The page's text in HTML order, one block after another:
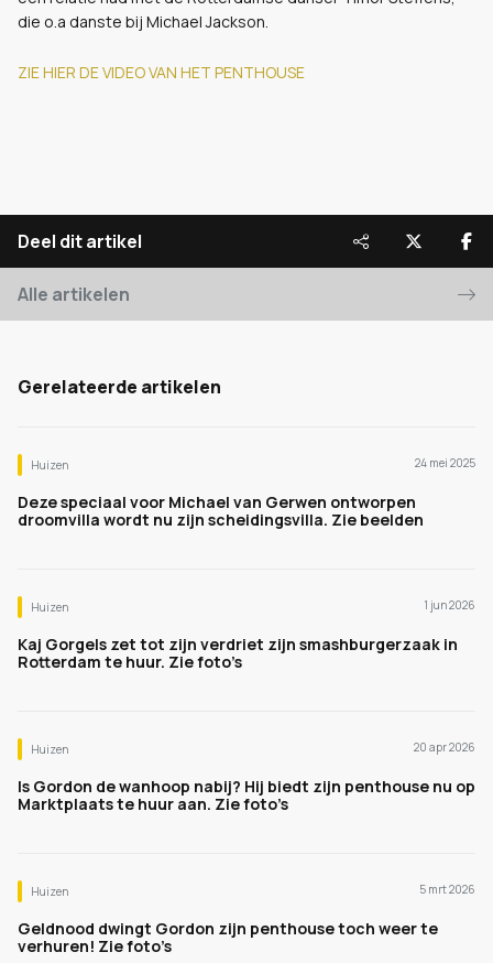
die o.a danste bij Michael Jackson.
ZIE HIER DE VIDEO VAN HET PENTHOUSE
Deel dit artikel
Alle artikelen
Gerelateerde artikelen
Huizen 24 mei 2025
Deze speciaal voor Michael van Gerwen ontworpen
droomvilla wordt nu zijn scheidingsvilla. Zie beelden
Huizen 1 jun 2026
Kaj Gorgels zet tot zijn verdriet zijn smashburgerzaak in
Rotterdam te huur. Zie foto’s
Huizen 20 apr 2026
Is Gordon de wanhoop nabij? Hij biedt zijn penthouse nu op
Marktplaats te huur aan. Zie foto’s
Huizen 5 mrt 2026
Geldnood dwingt Gordon zijn penthouse toch weer te
verhuren! Zie foto’s